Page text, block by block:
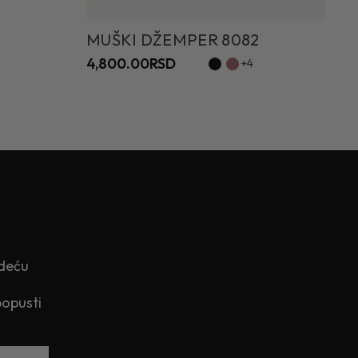
MUŠKI DŽEMPER 8082
4,800.00RSD +4